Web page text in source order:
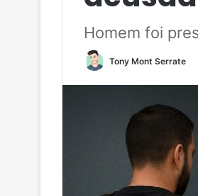
Homem foi
Tony Mont Serrate